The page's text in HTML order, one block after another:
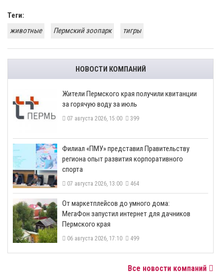
Теги:
животные
Пермский зоопарк тигры
НОВОСТИ КОМПАНИЙ
​Жители Пермского края получили квитанции
за горячую воду за июль
07 августа 2026, 15:00 399
​Филиал «ПМУ» представил Правительству
региона опыт развития корпоративного
спорта
07 августа 2026, 13:00 464
От маркетплейсов до умного дома:
МегаФон запустил интернет для дачников
Пермского края
06 августа 2026, 17:10 499
Все новости компаний